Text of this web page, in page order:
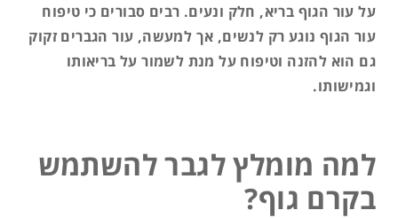
על עור הגוף בריא, חלק ונעים. רבים סבורים כי טיפוח
עור הגוף נוגע רק לנשים, אך למעשה, עור הגברים זקוק
גם הוא להזנה וטיפוח על מנת לשמור על בריאותו
וגמישותו.
למה מומלץ לגבר להשתמש
בקרם גוף?